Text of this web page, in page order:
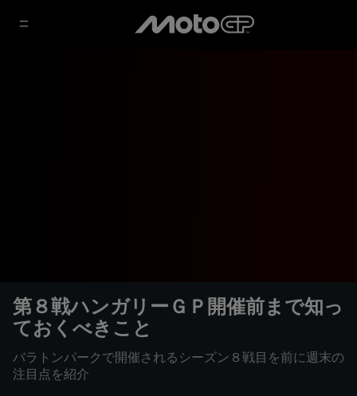
第８戦ハンガリーＧＰ開催前まで知っ
ておくべきこと
バラトンパークで開催されるシーズン８戦目を前に週末の
注目点を紹介